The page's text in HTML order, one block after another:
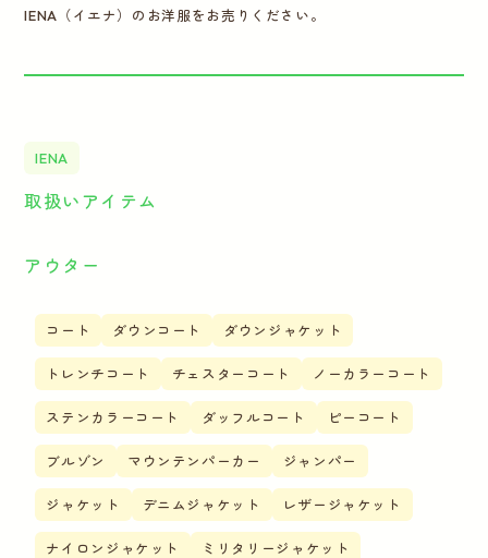
IENA（イエナ）のお洋服をお売りください。
IENA
取扱いアイテム
アウター
コート ダウンコート ダウンジャケット
トレンチコート チェスターコート ノーカラーコート
ステンカラーコート ダッフルコート ピーコート
ブルゾン マウンテンパーカー ジャンパー
ジャケット デニムジャケット レザージャケット
ナイロンジャケット ミリタリージャケット